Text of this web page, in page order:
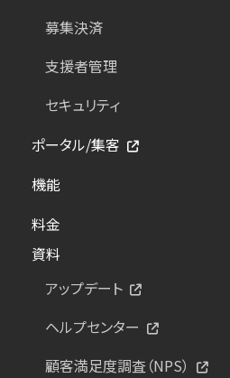
募集決済
支援者管理
セキュリティ
ポータル/集客
機能
料金
資料
アップデート
ヘルプセンター
顧客満足度調査（NPS）